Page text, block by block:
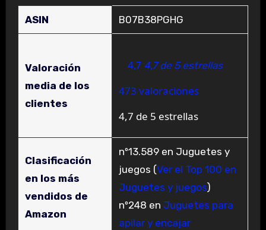
ASIN B07B38PGHG
Valoración
media de los
clientes
4,7 4,7 de 5 estrellas
473 valoraciones
4,7 de 5 estrellas
Clasificación
en los más
vendidos de
Amazon
nº13.589 en Juguetes y
juegos (Ver el Top 100 en
Juguetes y juegos)
nº248 en Juguetes para
apilar y encajar